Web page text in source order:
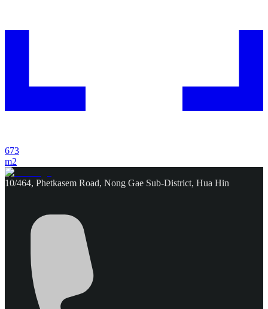
673
m2
10/464, Phetkasem Road, Nong Gae Sub-District, Hua Hin